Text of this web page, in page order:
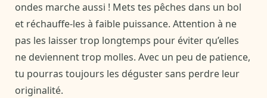
ondes marche aussi ! Mets tes pêches dans un bol
et réchauffe-les à faible puissance. Attention à ne
pas les laisser trop longtemps pour éviter qu’elles
ne deviennent trop molles. Avec un peu de patience,
tu pourras toujours les déguster sans perdre leur
originalité.